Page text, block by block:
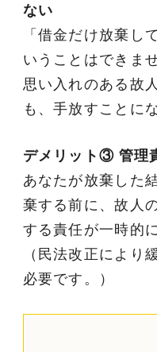
ない
「借金だけ放棄し
いうことはできま
思い入れのある故
も、手放すことに
デメリット③ 管理
あなたが放棄した
棄する前に、故人
する責任が一時的
（民法改正により
必要です。）